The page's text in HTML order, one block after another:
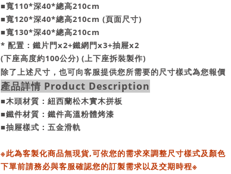
■寬110*深40*總高210cm
■寬120*深40*總高210cm (頁面尺寸)
■寬130*深40*總高210cm
* 配置：鐵片門x2+鐵網門x3+抽屜x2
(下座高度約100公分) (上下座拆裝製作)
除了上述尺寸，也可向客服提供您所需要的尺寸樣式為您報價
產品詳情 Product Description
■木頭材質：紐西蘭松木實木拼板
■鐵件材質：鐵件高溫粉體烤漆
■抽屜樣式：五金滑軌
※此為客製化商品無現貨,可依您的需求來調整尺寸樣式及顏色
下單前請務必與客服確認您的訂製需求以及交期時程※